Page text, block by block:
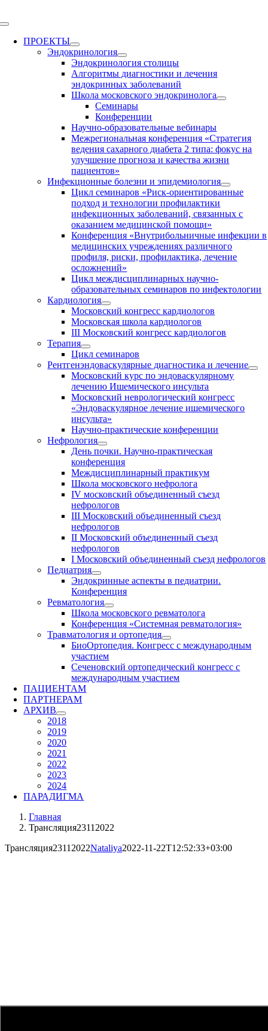
to
Toggle
NavigationПРОЕКТЫ
Эндокринология
Эндокринология столицы
Алгоритмы диагностики и лечения
эндокринных заболеваний
Школа московского эндокринолога
Семинары
Конференции
Научно-образовательные вебинары
Межрегиональная конференция «Стратегия
ведения сахарного диабета 2 типа: фокус на
улучшение прогноза и качества жизни
пациентов»
Инфекционные болезни и эпидемиология
Цикл семинаров «Риск-ориентированные
подход и технологии профилактики
инфекционных заболеваний, связанных с
оказанием медицинской помощи»
Конференция «Внутрибольничные инфекции в
медицинских учреждениях различного
профиля, риски, профилактика, лечение
осложнений»
Цикл междисциплинарных научно-
образовательных семинаров по инфектологии
Кардиология
Московский конгресс кардиологов
Московская школа кардиологов
III Московский конгресс кардиологов
Терапия
Цикл семинаров
Рентгенэндоваскулярные диагностика и лечение
Московский курс по эндоваскулярному
лечению Ишемического инсульта
Московский неврологический конгресс
«Эндоваскулярное лечение ишемического
инсульта»
Научно-практические конференции
Нефрология
День почки. Научно-практическая
конференция
Междисциплинарный практикум
Школа московского нефролога
IV московский объединенный съезд
нефрологов
III Московский объединенный съезд
нефрологов
II Московский объединенный съезд
нефрологов
I Московский объединенный съезд нефрологов
Педиатрия
Эндокринные аспекты в педиатрии.
Конференция
Ревматология
Школа московского ревматолога
Конференция «Системная ревматология»
Травматология и ортопедия
БиоОртопедия. Конгресс с международным
участием
Сеченовский ортопедический конгресс с
международным участием
ПАЦИЕНТАМ
ПАРТНЕРАМ
АРХИВ
2018
2019
2020
2021
2022
2023
2024
ПАРАДИГМА
Главная
Трансляция23112022
Трансляция23112022Nataliya2022-11-22T12:52:33+03:00